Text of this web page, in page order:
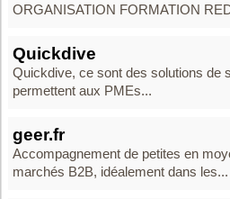
ORGANISATION FORMATION
Quickdive
Quickdive, ce sont des solutions de
permettent aux PMEs...
geer.fr
Accompagnement de petites en
marchés B2B, idéalement dans les...